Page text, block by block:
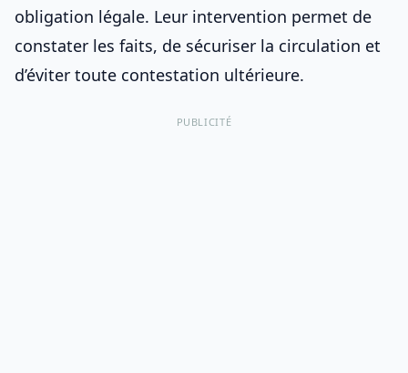
obligation légale. Leur intervention permet de
constater les faits, de sécuriser la circulation et
d’éviter toute contestation ultérieure.
PUBLICITÉ